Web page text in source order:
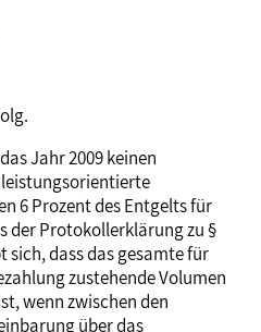
Jahr 2009 keinen
6 Prozent des Entgelts für
der Protokollerklärung zu §
sich, dass das gesamte für
zustehende Volumen
wenn zwischen den
über das